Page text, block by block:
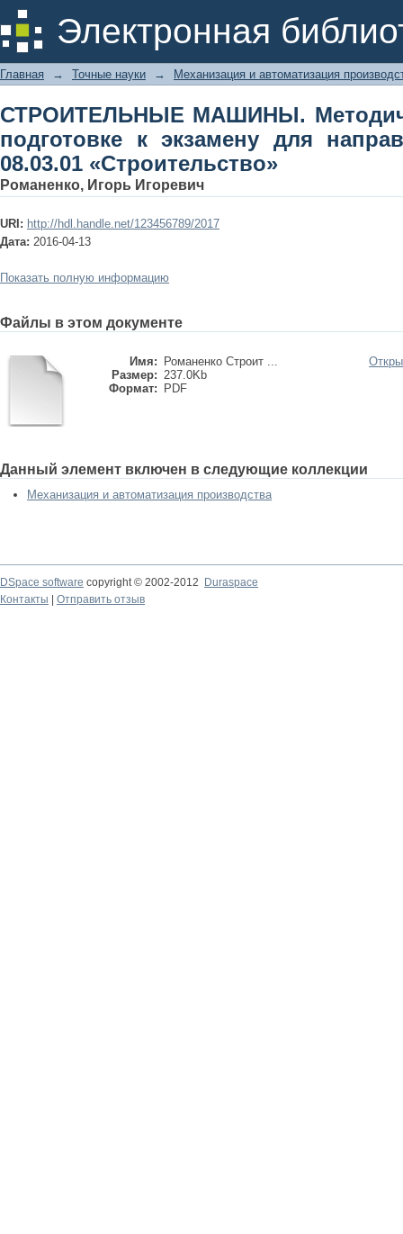
Электронная
СТРОИТЕЛЬНЫЕ МАШИНЫ.
для направления подготовки
Главная → Точные науки → Механизация и автоматизация
СТРОИТЕЛЬНЫЕ МАШИНЫ.
подготовке к экзамену для
08.03.01 «Строительство»
Романенко, Игорь Игоревич
URI: http://hdl.handle.net/123456789/2017
Дата: 2016-04-13
Показать полную информацию
Файлы в этом документе
Имя:
Романенко Строит ...
Размер: 237.0Kb
Формат:
PDF
Данный элемент включен в следующие коллекции
Механизация и автоматизация производства
DSpace software copyright © 2002-2012
Duraspace
Контакты
Отправить отзыв